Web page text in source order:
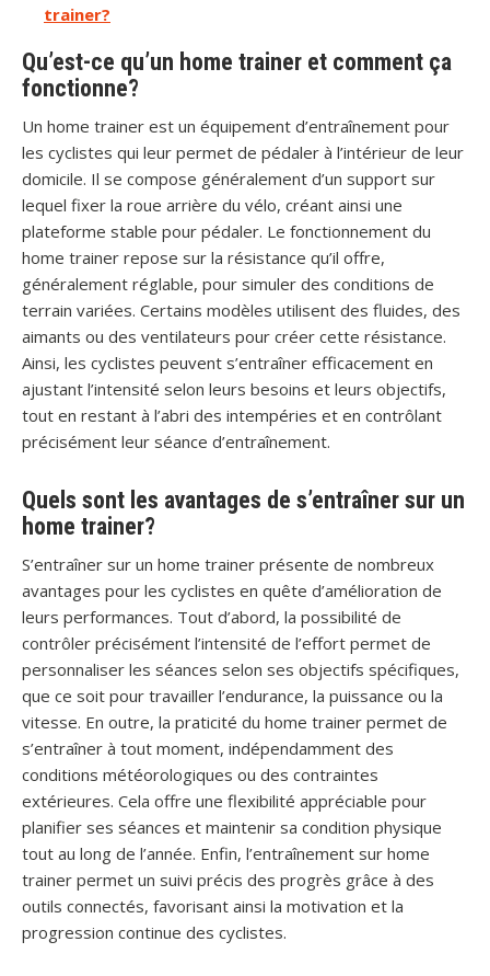
trainer?
Qu’est-ce qu’un home trainer et comment ça
fonctionne?
Un home trainer est un équipement d’entraînement pour
les cyclistes qui leur permet de pédaler à l’intérieur de leur
domicile. Il se compose généralement d’un support sur
lequel fixer la roue arrière du vélo, créant ainsi une
plateforme stable pour pédaler. Le fonctionnement du
home trainer repose sur la résistance qu’il offre,
généralement réglable, pour simuler des conditions de
terrain variées. Certains modèles utilisent des fluides, des
aimants ou des ventilateurs pour créer cette résistance.
Ainsi, les cyclistes peuvent s’entraîner efficacement en
ajustant l’intensité selon leurs besoins et leurs objectifs,
tout en restant à l’abri des intempéries et en contrôlant
précisément leur séance d’entraînement.
Quels sont les avantages de s’entraîner sur un
home trainer?
S’entraîner sur un home trainer présente de nombreux
avantages pour les cyclistes en quête d’amélioration de
leurs performances. Tout d’abord, la possibilité de
contrôler précisément l’intensité de l’effort permet de
personnaliser les séances selon ses objectifs spécifiques,
que ce soit pour travailler l’endurance, la puissance ou la
vitesse. En outre, la praticité du home trainer permet de
s’entraîner à tout moment, indépendamment des
conditions météorologiques ou des contraintes
extérieures. Cela offre une flexibilité appréciable pour
planifier ses séances et maintenir sa condition physique
tout au long de l’année. Enfin, l’entraînement sur home
trainer permet un suivi précis des progrès grâce à des
outils connectés, favorisant ainsi la motivation et la
progression continue des cyclistes.